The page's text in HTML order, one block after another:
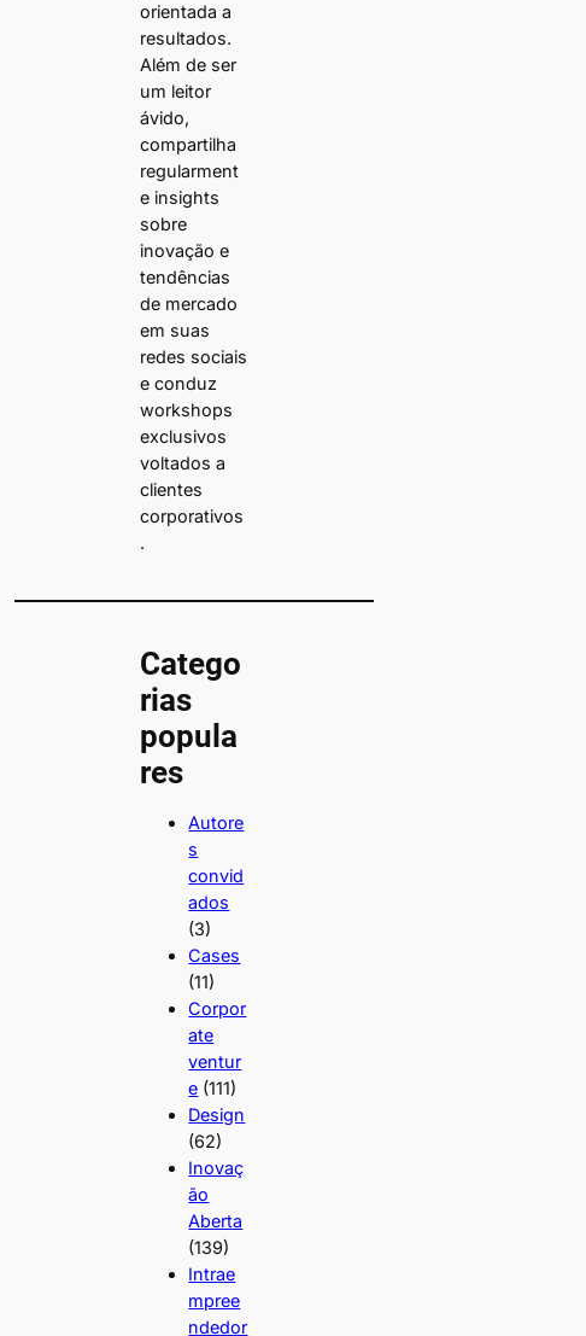
orientada a
resultados.
Além de ser
um leitor
ávido,
compartilha
regularment
e insights
sobre
inovação e
tendências
de mercado
em suas
redes sociais
e conduz
workshops
exclusivos
voltados a
clientes
corporativos
.
Catego
rias
popula
res
Autore
s
convid
ados
(3)
Cases
(11)
Corpor
ate
ventur
e (111)
Design
(62)
Inovaç
ão
Aberta
(139)
Intrae
mpree
ndedor